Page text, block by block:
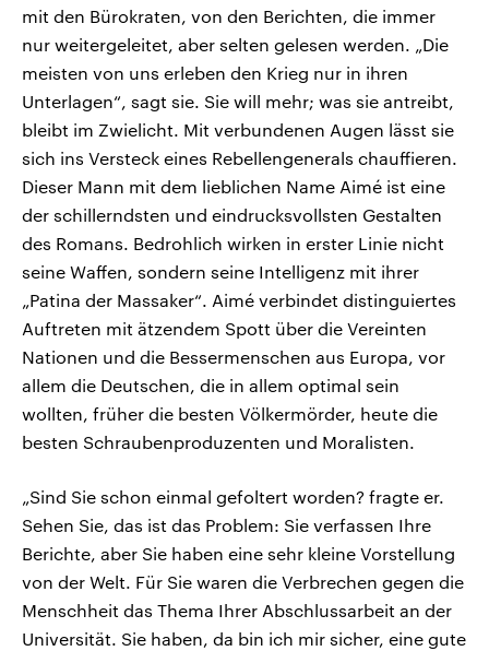
mit den Bürokraten, von den Berichten, die immer
nur weitergeleitet, aber selten gelesen werden. „Die
meisten von uns erleben den Krieg nur in ihren
Unterlagen“, sagt sie. Sie will mehr; was sie antreibt,
bleibt im Zwielicht. Mit verbundenen Augen lässt sie
sich ins Versteck eines Rebellengenerals chauffieren.
Dieser Mann mit dem lieblichen Name Aimé ist eine
der schillerndsten und eindrucksvollsten Gestalten
des Romans. Bedrohlich wirken in erster Linie nicht
seine Waffen, sondern seine Intelligenz mit ihrer
„Patina der Massaker“. Aimé verbindet distinguiertes
Auftreten mit ätzendem Spott über die Vereinten
Nationen und die Bessermenschen aus Europa, vor
allem die Deutschen, die in allem optimal sein
wollten, früher die besten Völkermörder, heute die
besten Schraubenproduzenten und Moralisten.
„Sind Sie schon einmal gefoltert worden? fragte er.
Sehen Sie, das ist das Problem: Sie verfassen Ihre
Berichte, aber Sie haben eine sehr kleine Vorstellung
von der Welt. Für Sie waren die Verbrechen gegen die
Menschheit das Thema Ihrer Abschlussarbeit an der
Universität. Sie haben, da bin ich mir sicher, eine gute